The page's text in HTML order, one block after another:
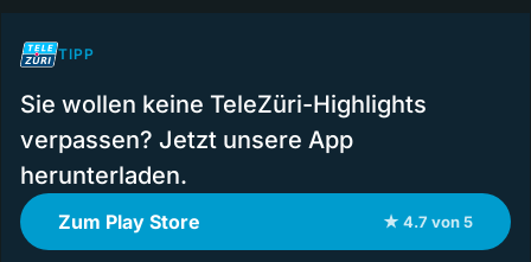
TIPP
Sie wollen keine TeleZüri-Highlights
verpassen? Jetzt unsere App
herunterladen.
Zum Play Store ★ 4.7 von 5